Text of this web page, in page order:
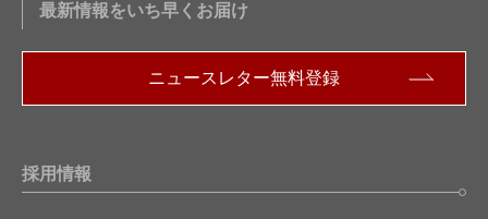
最新情報をいち早くお届け
ニュースレター無料登録
採用情報